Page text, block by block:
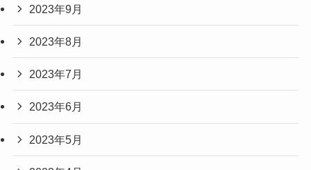
2023年9月
2023年8月
2023年7月
2023年6月
2023年5月